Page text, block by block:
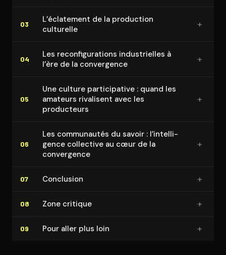
03
L’éclatement de la production
culturelle
+
04
Les re­con­fi­gu­ra­tions in­dus­trielles à
l’ère de la convergence
+
05
Une culture par­ti­ci­pa­tive : quand les
amateurs rivalisent avec les
producteurs
+
06
Les communautés du savoir : l’in­tel­li­
gence collective au cœur de la
convergence
+
07 Conclusion +
08 Zone critique +
09 Pour aller plus loin +